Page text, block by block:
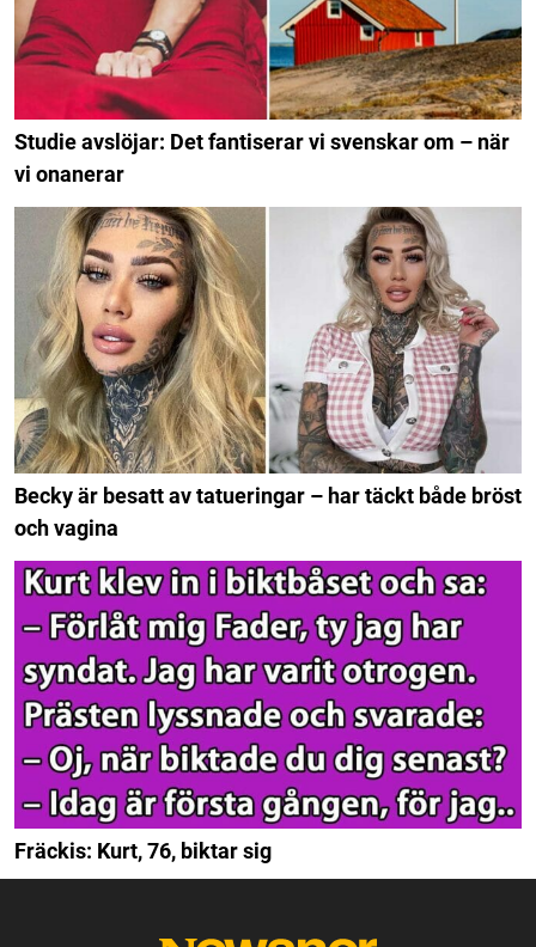
Studie avslöjar: Det fantiserar vi svenskar om – när
vi onanerar
Becky är besatt av tatueringar – har täckt både bröst
och vagina
Fräckis: Kurt, 76, biktar sig